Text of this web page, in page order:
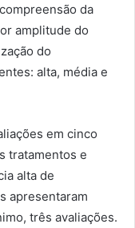
da
amplitude do
do
alta, média e
em cinco
tratamentos e
alta de
apresentaram
três avaliações.